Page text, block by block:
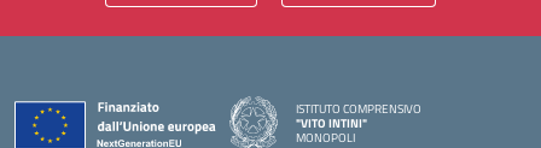
ISTITUTO COMPRENSIVO
"VITO INTINI"
MONOPOLI